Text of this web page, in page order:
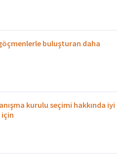
buluşturan daha
kurulu seçimi hakkında iyi
için